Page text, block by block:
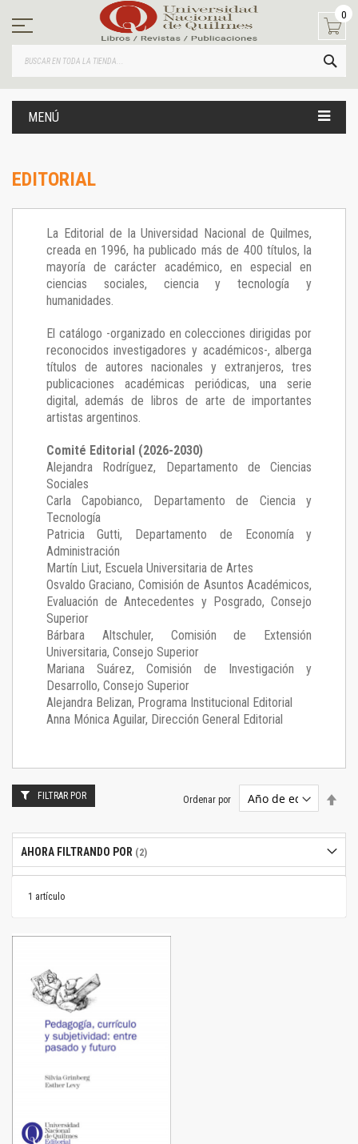
contenido
0
MENÚ
EDITORIAL
La Editorial de la Universidad Nacional de Quilmes,
creada en 1996, ha publicado más de 400 títulos, la
mayoría de carácter académico, en especial en
ciencias sociales, ciencia y tecnología y
humanidades.
El catálogo -organizado en colecciones dirigidas por
reconocidos investigadores y académicos-, alberga
títulos de autores nacionales y extranjeros, tres
publicaciones académicas periódicas, una serie
digital, además de libros de arte de importantes
artistas argentinos.
Comité Editorial (2026-2030)
Alejandra Rodríguez, Departamento de Ciencias
Sociales
Carla Capobianco, Departamento de Ciencia y
Tecnología
Patricia Gutti, Departamento de Economía y
Administración
Martín Liut, Escuela Universitaria de Artes
Osvaldo Graciano, Comisión de Asuntos Académicos,
Evaluación de Antecedentes y Posgrado, Consejo
Superior
Bárbara Altschuler, Comisión de Extensión
Universitaria, Consejo Superior
Mariana Suárez, Comisión de Investigación y
Desarrollo, Consejo Superior
Alejandra Belizan, Programa Institucional Editorial
Anna Mónica Aguilar, Dirección General Editorial
1 artículo
Ordenar por
FILTRAR POR
AHORA FILTRANDO POR